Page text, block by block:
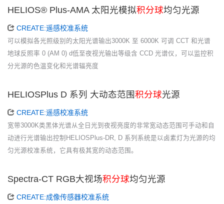
HELIOS® Plus-AMA 太阳光模拟积分球均匀光源
CREATE:遥感校准系统
可以模拟各光照级别的太阳光谱输出3000K 至 6000K 可调 CCT 和光谱
地球反照率 0 (AM 0) d低至夜视光输出等级含 CCD 光谱仪，可以监控积
分光源的色温变化和光谱辐亮度
HELIOSPlus D 系列 大动态范围积分球光源
CREATE:遥感校准系统
宽带3000K类黑体光谱从全日光到夜视亮度的非常宽动态范围可手动和自
动进行光谱输出控制HELIOSPlus-DR, D 系列系统是以卤素灯为光源的均
匀光源校准系统，它具有极其宽的动态范围。
Spectra-CT RGB大视场积分球均匀光源
CREATE:成像传感器校准系统